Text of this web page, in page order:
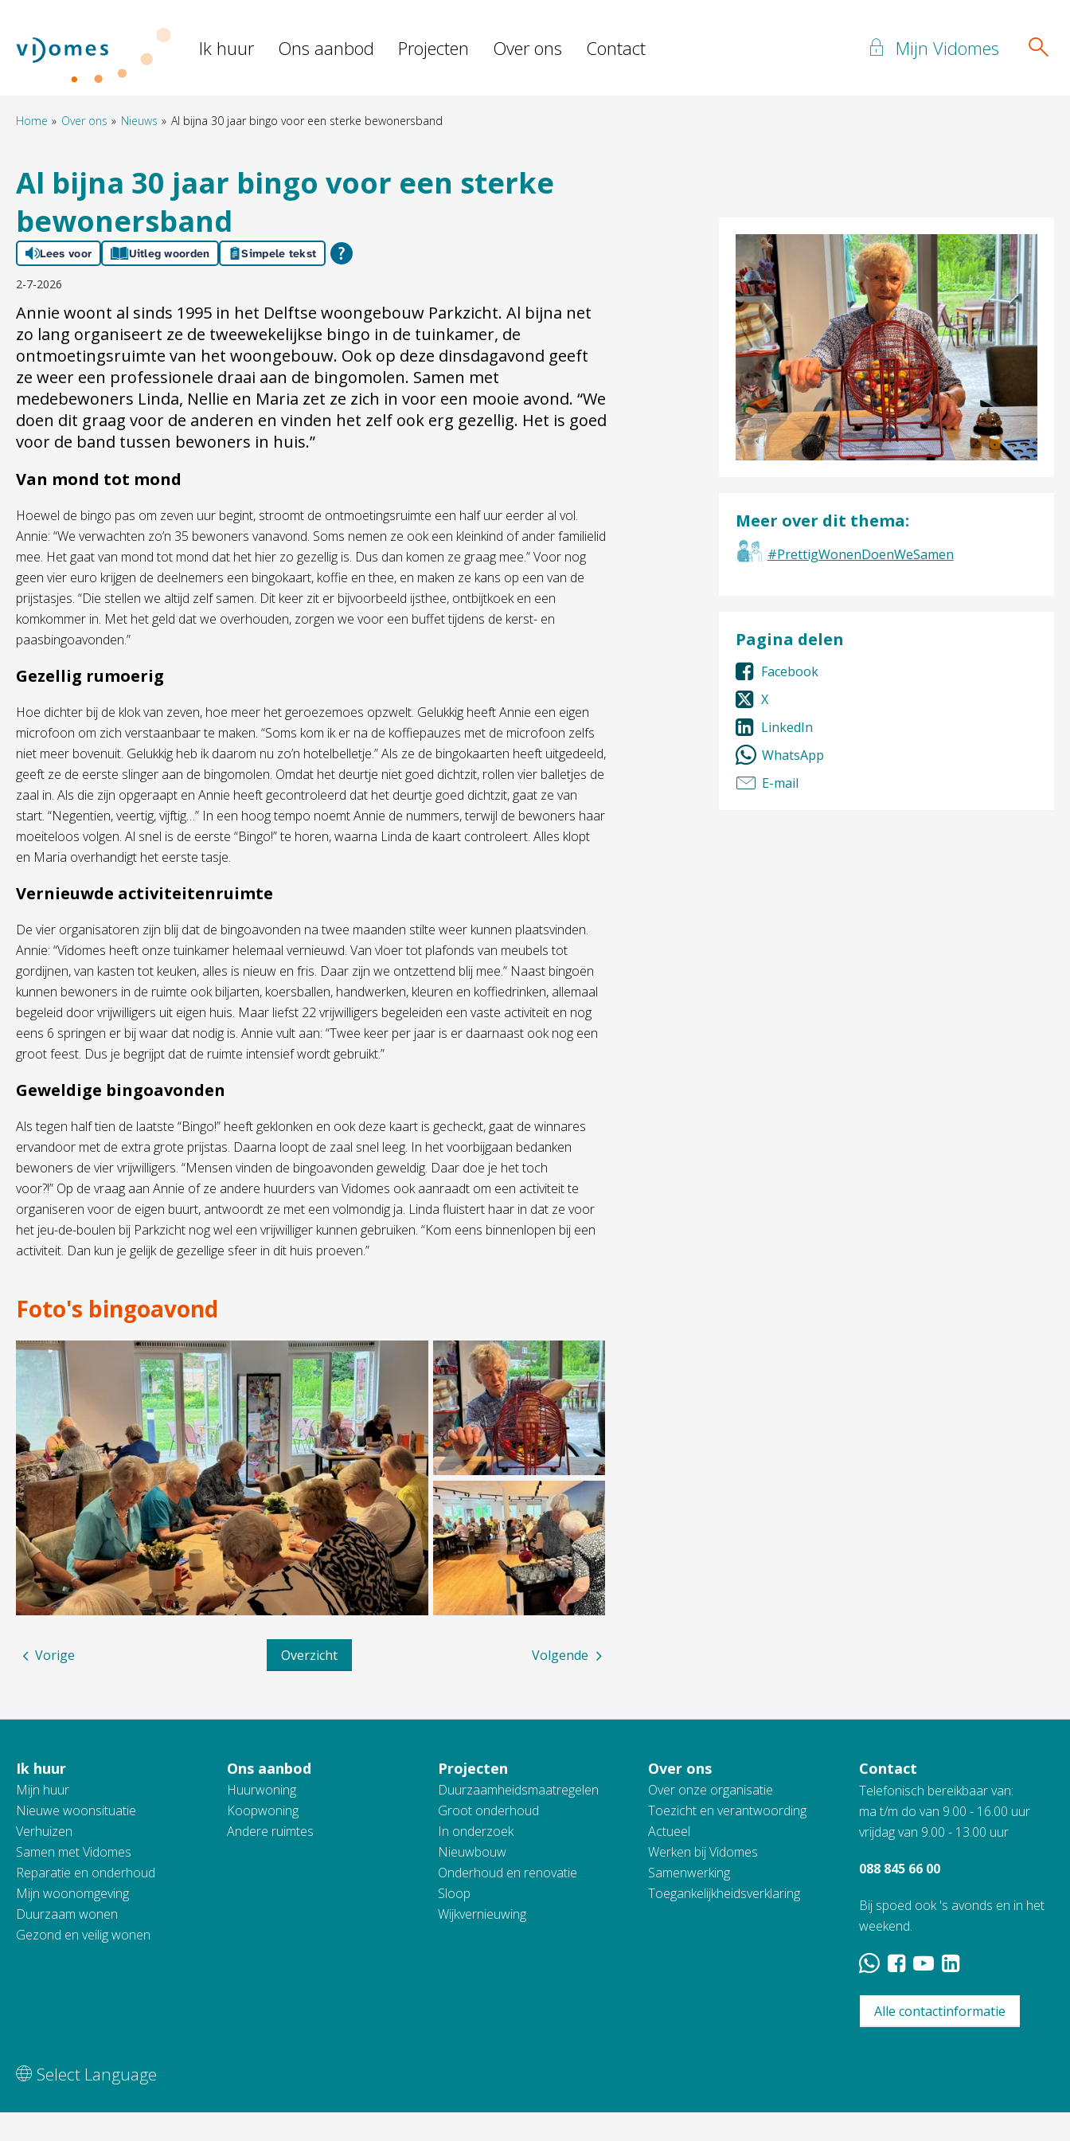
Naar hoofdinhoud
Naar hoofdnavigatiemenu
Naar zoeken
Naar de homepage Ik huur Ons aanbod Projecten Over ons Contact Mijn Vidomes
Home Over ons Nieuws Al bijna 30 jaar bingo voor een sterke bewonersband
Al bijna 30 jaar bingo voor een sterke
bewonersband
Lees voor Uitleg woorden Simpele tekst
2-7-2026
Annie woont al sinds 1995 in het Delftse woongebouw Parkzicht. Al bijna net
zo lang organiseert ze de tweewekelijkse bingo in de tuinkamer, de
ontmoetingsruimte van het woongebouw. Ook op deze dinsdagavond geeft
ze weer een professionele draai aan de bingomolen. Samen met
medebewoners Linda, Nellie en Maria zet ze zich in voor een mooie avond. “We
doen dit graag voor de anderen en vinden het zelf ook erg gezellig. Het is goed
voor de band tussen bewoners in huis.”
Van mond tot mond
Hoewel de bingo pas om zeven uur begint, stroomt de ontmoetingsruimte een half uur eerder al vol.
Annie: “We verwachten zo’n 35 bewoners vanavond. Soms nemen ze ook een kleinkind of ander familielid
mee. Het gaat van mond tot mond dat het hier zo gezellig is. Dus dan komen ze graag mee.” Voor nog
geen vier euro krijgen de deelnemers een bingokaart, koffie en thee, en maken ze kans op een van de
prijstasjes. “Die stellen we altijd zelf samen. Dit keer zit er bijvoorbeeld ijsthee, ontbijtkoek en een
komkommer in. Met het geld dat we overhouden, zorgen we voor een buffet tijdens de kerst- en
paasbingoavonden.”
Gezellig rumoerig
Hoe dichter bij de klok van zeven, hoe meer het geroezemoes opzwelt. Gelukkig heeft Annie een eigen
microfoon om zich verstaanbaar te maken. “Soms kom ik er na de koffiepauzes met de microfoon zelfs
niet meer bovenuit. Gelukkig heb ik daarom nu zo’n hotelbelletje.” Als ze de bingokaarten heeft uitgedeeld,
geeft ze de eerste slinger aan de bingomolen. Omdat het deurtje niet goed dichtzit, rollen vier balletjes de
zaal in. Als die zijn opgeraapt en Annie heeft gecontroleerd dat het deurtje goed dichtzit, gaat ze van
start. “Negentien, veertig, vijftig…” In een hoog tempo noemt Annie de nummers, terwijl de bewoners haar
moeiteloos volgen. Al snel is de eerste “Bingo!” te horen, waarna Linda de kaart controleert. Alles klopt
en Maria overhandigt het eerste tasje.
Vernieuwde activiteitenruimte
De vier organisatoren zijn blij dat de bingoavonden na twee maanden stilte weer kunnen plaatsvinden.
Annie: “Vidomes heeft onze tuinkamer helemaal vernieuwd. Van vloer tot plafonds van meubels tot
gordijnen, van kasten tot keuken, alles is nieuw en fris. Daar zijn we ontzettend blij mee.” Naast bingoën
kunnen bewoners in de ruimte ook biljarten, koersballen, handwerken, kleuren en koffiedrinken, allemaal
begeleid door vrijwilligers uit eigen huis. Maar liefst 22 vrijwilligers begeleiden een vaste activiteit en nog
eens 6 springen er bij waar dat nodig is. Annie vult aan: “Twee keer per jaar is er daarnaast ook nog een
groot feest. Dus je begrijpt dat de ruimte intensief wordt gebruikt.”
Geweldige bingoavonden
Als tegen half tien de laatste “Bingo!” heeft geklonken en ook deze kaart is gecheckt, gaat de winnares
ervandoor met de extra grote prijstas. Daarna loopt de zaal snel leeg. In het voorbijgaan bedanken
bewoners de vier vrijwilligers. “Mensen vinden de bingoavonden geweldig. Daar doe je het toch
voor?!” Op de vraag aan Annie of ze andere huurders van Vidomes ook aanraadt om een activiteit te
organiseren voor de eigen buurt, antwoordt ze met een volmondig ja. Linda fluistert haar in dat ze voor
het jeu-de-boulen bij Parkzicht nog wel een vrijwilliger kunnen gebruiken. “Kom eens binnenlopen bij een
activiteit. Dan kun je gelijk de gezellige sfeer in dit huis proeven.”
Foto's bingoavond
Volgende
Overzicht
Vorige
Meer over dit thema:
#PrettigWonenDoenWeSamen
Pagina delen
Facebook
X
LinkedIn
WhatsApp
E-mail
Contactinformatie
Ik huur
Mijn huur
Nieuwe woonsituatie
Verhuizen
Samen met Vidomes
Reparatie en onderhoud
Mijn woonomgeving
Duurzaam wonen
Gezond en veilig wonen
Ons aanbod
Huurwoning
Koopwoning
Andere ruimtes
Projecten
Duurzaamheidsmaatregelen
Groot onderhoud
In onderzoek
Nieuwbouw
Onderhoud en renovatie
Sloop
Wijkvernieuwing
Over ons
Over onze organisatie
Toezicht en verantwoording
Actueel
Werken bij Vidomes
Samenwerking
Toegankelijkheidsverklaring
Contact
Telefonisch bereikbaar van:
ma t/m do van 9.00 - 16.00 uur
vrijdag van 9.00 - 13.00 uur
088 845 66 00
Bij spoed ook 's avonds en in het
weekend.
Alle contactinformatie
Vertaal deze pagina
Select Language